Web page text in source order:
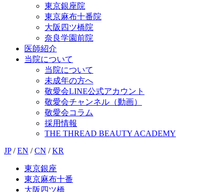
東京銀座院
東京麻布十番院
大阪四ツ橋院
奈良学園前院
医師紹介
当院について
当院について
未成年の方へ
敬愛会LINE公式アカウント
敬愛会チャンネル（動画）
敬愛会コラム
採用情報
THE THREAD BEAUTY ACADEMY
JP / EN / CN / KR
東京銀座
東京麻布十番
大阪四ツ橋